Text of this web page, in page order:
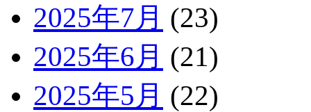
2025年7月 (23)
2025年6月 (21)
2025年5月 (22)